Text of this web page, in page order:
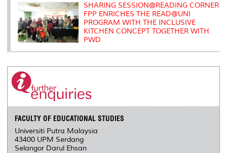
SHARING SESSION@READING CORNER
FPP ENRICHES THE READ@UNI
PROGRAM WITH THE INCLUSIVE
KITCHEN CONCEPT TOGETHER WITH
PWD
FACULTY OF EDUCATIONAL STUDIES
Universiti Putra Malaysia
43400 UPM Serdang
Selangor Darul Ehsan